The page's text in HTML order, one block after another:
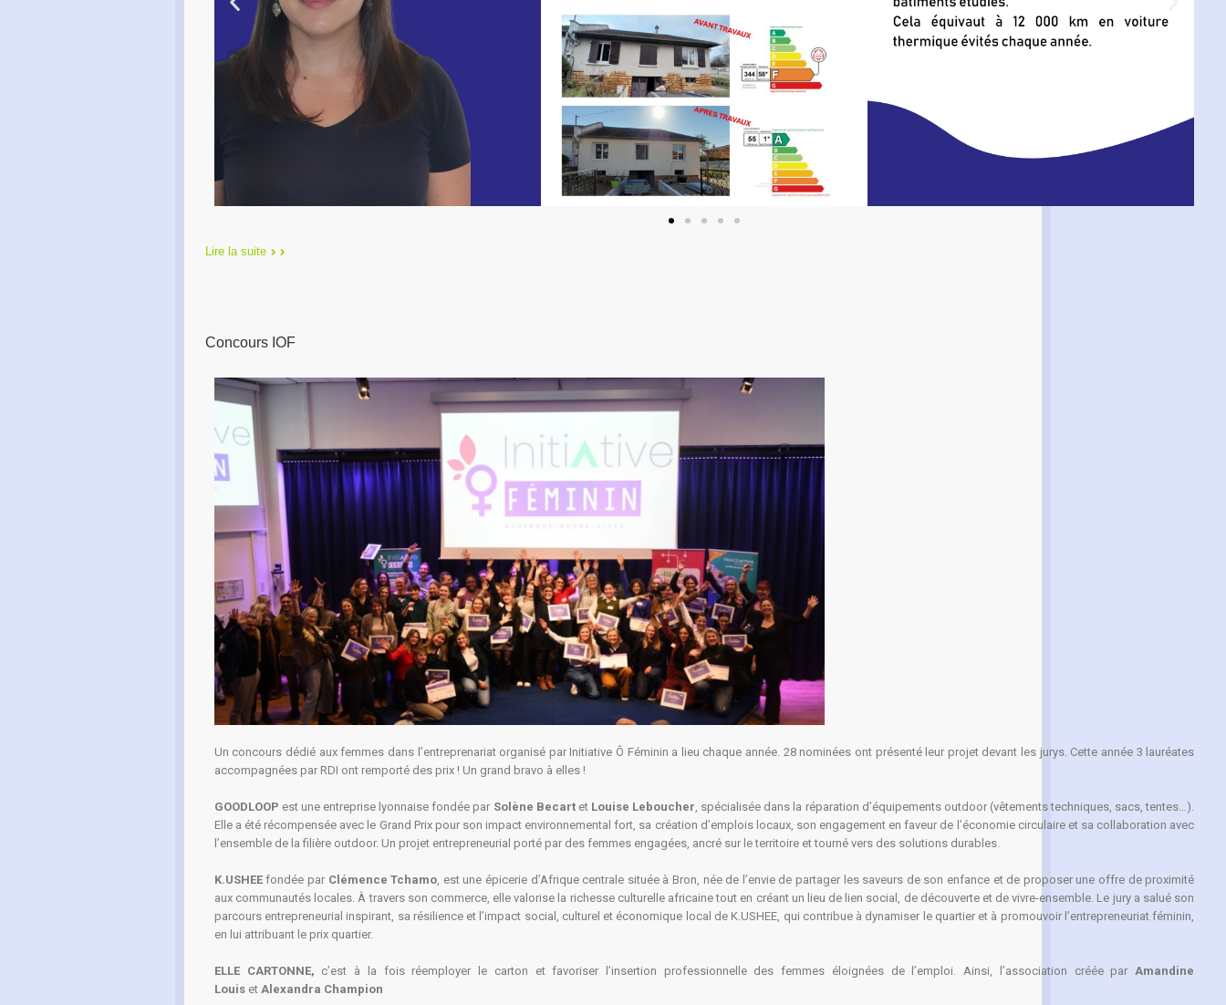
Lire la suite
Concours IOF
Un concours dédié aux femmes dans l’entreprenariat organisé par Initiative Ô Féminin a lieu chaque année. 28 nominées ont présenté leur projet devant les jurys. Cette année 3 lauréates
accompagnées par RDI ont remporté des prix ! Un grand bravo à elles !
GOODLOOP est une entreprise lyonnaise fondée par Solène Becartet Louise Leboucher, spécialisée dans la réparation d’équipements outdoor (vêtements techniques, sacs, tentes…).
Elle a été récompensée avec le Grand Prix pour son impact environnemental fort, sa création d’emplois locaux, son engagement en faveur de l’économie circulaire et sa collaboration avec
l’ensemble de la filière outdoor. Un projet entrepreneurial porté par des femmes engagées, ancré sur le territoire et tourné vers des solutions durables.
K.USHEEfondée par Clémence Tchamo, est une épicerie d’Afrique centrale située à Bron, née de l’envie de partager les saveurs de son enfance et de proposer une offre de proximité
aux communautés locales. À travers son commerce, elle valorise la richesse culturelle africaine tout en créant un lieu de lien social, de découverte et de vivre-ensemble. Le jury a salué son
parcours entrepreneurial inspirant, sa résilience et l’impact social, culturel et économique local de K.USHEE, qui contribue à dynamiser le quartier et à promouvoir l’entrepreneuriat féminin,
en lui attribuant le prix quartier.
ELLE CARTONNE, c’est à la fois réemployer le carton et favoriser l’insertion professionnelle des femmes éloignées de l’emploi. Ainsi, l’association créée parAmandine
Louiset Alexandra Champion